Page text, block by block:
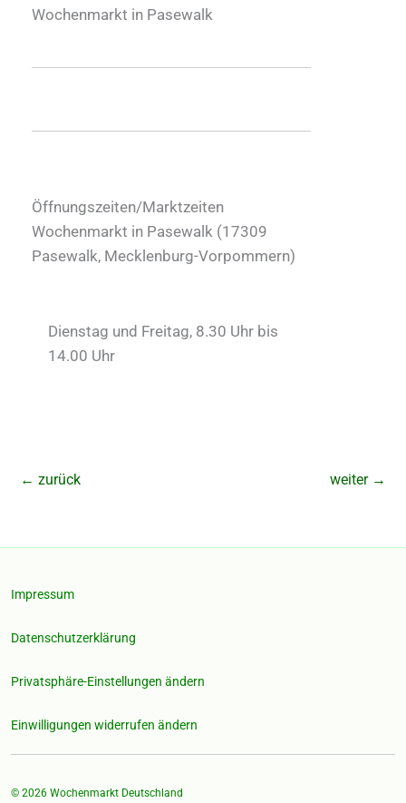
Wochenmarkt in Pasewalk
Öffnungszeiten/Marktzeiten
Wochenmarkt in Pasewalk (17309
Pasewalk, Mecklenburg-Vorpommern)
Dienstag und Freitag, 8.30 Uhr bis
14.00 Uhr
← zurück weiter →
Impressum
Datenschutzerklärung
Privatsphäre-Einstellungen ändern
Einwilligungen widerrufen ändern
© 2026 Wochenmarkt Deutschland